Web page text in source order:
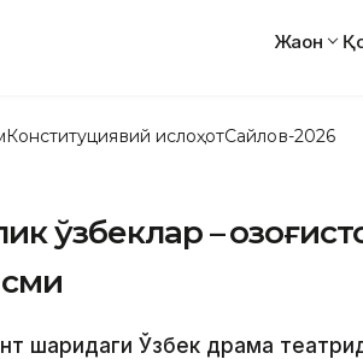
Жаҳон
Конституциявий ислоҳотСайлов-2026
ўзбеклар –
шаҳридаги Ўзбек драма